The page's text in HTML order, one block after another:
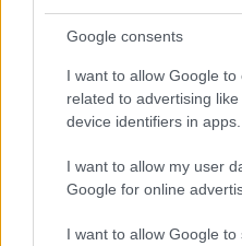
Google consents
I want to allow Google to
related to advertising
device identifiers in apps.
I want to allow my user
Google for online
I want to allow Google to
che ho dedicato a tali
vinta per trasformare la
In tutto questo, la cosa
insegnato questa